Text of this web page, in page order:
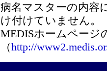
病名マスターの内容
け付けていません。
MEDISホームページ
（http://